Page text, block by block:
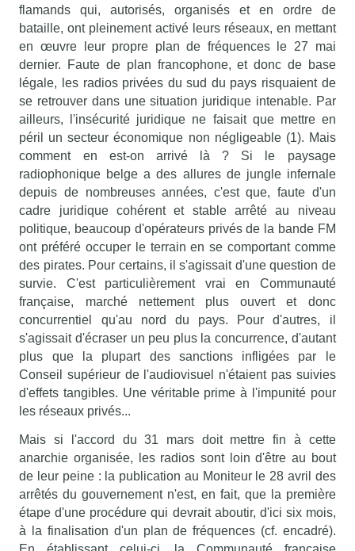
flamands qui, autorisés, organisés et en ordre de
bataille, ont pleinement activé leurs réseaux, en mettant
en œuvre leur propre plan de fréquences le 27 mai
dernier. Faute de plan francophone, et donc de base
légale, les radios privées du sud du pays risquaient de
se retrouver dans une situation juridique intenable. Par
ailleurs, l'insécurité juridique ne faisait que mettre en
péril un secteur économique non négligeable (1). Mais
comment en est-on arrivé là ? Si le paysage
radiophonique belge a des allures de jungle infernale
depuis de nombreuses années, c'est que, faute d'un
cadre juridique cohérent et stable arrêté au niveau
politique, beaucoup d'opérateurs privés de la bande FM
ont préféré occuper le terrain en se comportant comme
des pirates. Pour certains, il s'agissait d'une question de
survie. C'est particulièrement vrai en Communauté
française, marché nettement plus ouvert et donc
concurrentiel qu'au nord du pays. Pour d'autres, il
s'agissait d'écraser un peu plus la concurrence, d'autant
plus que la plupart des sanctions infligées par le
Conseil supérieur de l'audiovisuel n'étaient pas suivies
d'effets tangibles. Une véritable prime à l'impunité pour
les réseaux privés...
Mais si l'accord du 31 mars doit mettre fin à cette
anarchie organisée, les radios sont loin d'être au bout
de leur peine : la publication au Moniteur le 28 avril des
arrêtés du gouvernement n'est, en fait, que la première
étape d'une procédure qui devrait aboutir, d'ici six mois,
à la finalisation d'un plan de fréquences (cf. encadré).